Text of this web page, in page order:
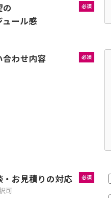
必須
の
ュール感
必須
合わせ内容
必須
・お見積りの対応
可